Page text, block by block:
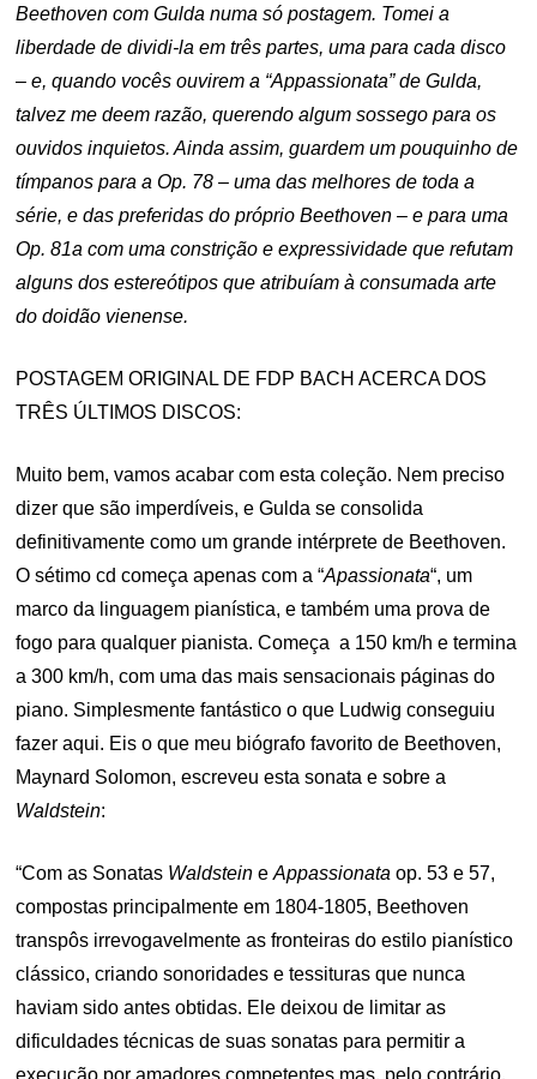
Beethoven com Gulda numa só postagem. Tomei a
liberdade de dividi-la em três partes, uma para cada disco
– e, quando vocês ouvirem a “Appassionata” de Gulda,
talvez me deem razão, querendo algum sossego para os
ouvidos inquietos. Ainda assim, guardem um pouquinho de
tímpanos para a Op. 78 – uma das melhores de toda a
série, e das preferidas do próprio Beethoven – e para uma
Op. 81a com uma constrição e expressividade que refutam
alguns dos estereótipos que atribuíam à consumada arte
do doidão vienense.
POSTAGEM ORIGINAL DE FDP BACH ACERCA DOS
TRÊS ÚLTIMOS DISCOS:
Muito bem, vamos acabar com esta coleção. Nem preciso
dizer que são imperdíveis, e Gulda se consolida
definitivamente como um grande intérprete de Beethoven.
O sétimo cd começa apenas com a “Apassionata“, um
marco da linguagem pianística, e também uma prova de
fogo para qualquer pianista. Começa a 150 km/h e termina
a 300 km/h, com uma das mais sensacionais páginas do
piano. Simplesmente fantástico o que Ludwig conseguiu
fazer aqui. Eis o que meu biógrafo favorito de Beethoven,
Maynard Solomon, escreveu esta sonata e sobre a
Waldstein:
“Com as Sonatas Waldstein eAppassionata op. 53 e 57,
compostas principalmente em 1804-1805, Beethoven
transpôs irrevogavelmente as fronteiras do estilo pianístico
clássico, criando sonoridades e tessituras que nunca
haviam sido antes obtidas. Ele deixou de limitar as
dificuldades técnicas de suas sonatas para permitir a
execução por amadores competentes mas, pelo contrário,